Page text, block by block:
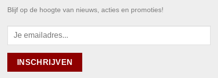
Blijf op de hoogte van nieuws, acties en promoties!